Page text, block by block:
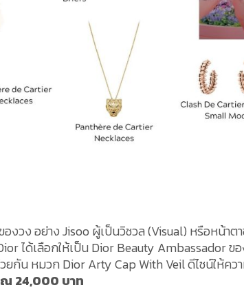
งวง อย่าง Jisoo ผู้เป็นวิชวล (Visual) หรือหน้า
ได้เลือกให้เป็น Dior Beauty Ambassador ข
ยกัน หมวกDior Arty Cap With Veilดีไซน์ให้คว
24,000 บาท